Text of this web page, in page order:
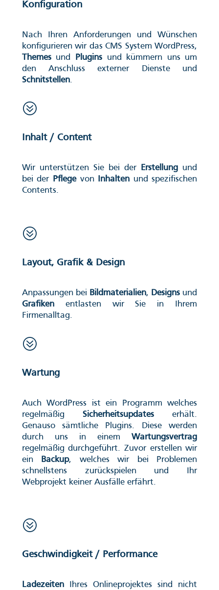
Konfiguration
Nach Ihren Anforderungen und Wünschen
konfigurieren wir das CMS System WordPress,
Themesund Pluginsund kümmern uns um
den Anschluss externer Dienste und
Schnitstellen.
?
Inhalt / Content
Wir unterstützen Sie bei der Erstellung und
bei der
Pflegevon Inhalten und spezifischen
Contents.
?
Layout, Grafik & Design
Anpassungen bei Bildmaterialien, Designs und
Grafikenentlasten wir Sie in Ihrem
Firmenalltag.
?
Wartung
Auch WordPress ist ein Programm welches
regelmäßig Sicherheitsupdates erhält.
Genauso sämtliche Plugins. Diese werden
durch uns in einemWartungsvertrag
regelmäßig durchgeführt. Zuvor erstellen wir
ein
Backup, welches wir bei Problemen
schnellstens zurückspielen und Ihr
Webprojekt keiner Ausfälle erfährt.
?
Geschwindigkeit / Performance
LadezeitenIhres Onlineprojektes sind nicht